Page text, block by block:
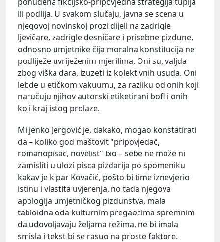
ili podlija. U svakom slučaju, javna se scena u
njegovoj novinskoj prozi dijeli na zadrigle
ljevičare, zadrigle desničare i prisebne pizdune,
odnosno umjetnike čija moralna konstitucija ne
podliježe uvriježenim mjerilima. Oni su, valjda
zbog viška dara, izuzeti iz kolektivnih usuda. Oni
lebde u etičkom vakuumu, za razliku od onih koji
naručuju njihov autorski etiketirani bofl i onih
koji kraj istog prolaze.
Miljenko Jergović je, dakako, mogao konstatirati
da – koliko god maštovit "pripovjedač,
romanopisac, novelist" bio – sebe ne može ni
zamisliti u ulozi pisca pizdarija po spomeniku
kakav je kipar Kovačić, pošto bi time iznevjerio
istinu i vlastita uvjerenja, no tada njegova
apologija umjetničkog pizdunstva, mala
tabloidna oda kulturnim pregaocima spremnim
da udovoljavaju željama režima, ne bi imala
smisla i tekst bi se rasuo na proste faktore.